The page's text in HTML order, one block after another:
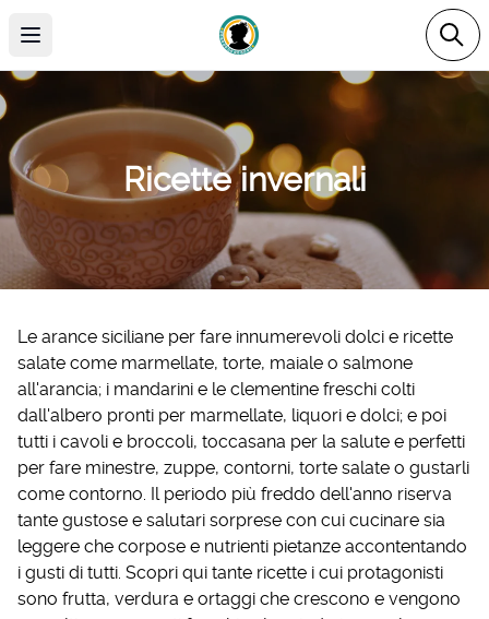
Open main menu
Ricette invernali
Le arance siciliane per fare innumerevoli dolci e ricette
salate come marmellate, torte, maiale o salmone
all'arancia; i mandarini e le clementine freschi colti
dall'albero pronti per marmellate, liquori e dolci; e poi
tutti i cavoli e broccoli, toccasana per la salute e perfetti
per fare minestre, zuppe, contorni, torte salate o gustarli
come contorno. Il periodo più freddo dell'anno riserva
tante gustose e salutari sorprese con cui cucinare sia
leggere che corpose e nutrienti pietanze accontentando
i gusti di tutti. Scopri qui tante ricette i cui protagonisti
sono frutta, verdura e ortaggi che crescono e vengono